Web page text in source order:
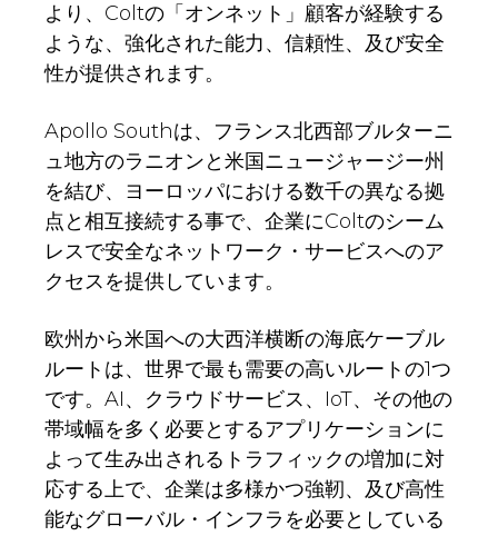
より、Coltの「オンネット」顧客が経験する
ような、強化された能力、信頼性、及び安全
性が提供されます。
Apollo Southは、フランス北西部ブルターニ
ュ地方のラニオンと米国ニュージャージー州
を結び、ヨーロッパにおける数千の異なる拠
点と相互接続する事で、企業にColtのシーム
レスで安全なネットワーク・サービスへのア
クセスを提供しています。
欧州から米国への大西洋横断の海底ケーブル
ルートは、世界で最も需要の高いルートの1つ
です。AI、クラウドサービス、IoT、その他の
帯域幅を多く必要とするアプリケーションに
よって生み出されるトラフィックの増加に対
応する上で、企業は多様かつ強靭、及び高性
能なグローバル・インフラを必要としている